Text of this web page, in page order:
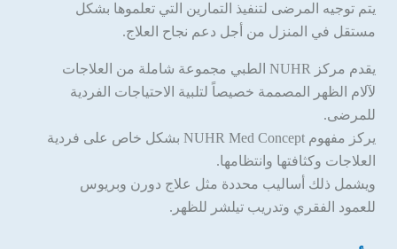
يتم توجيه المرضى لتنفيذ التمارين التي تعلموها بشكل
مستقل في المنزل من أجل دعم نجاح العلاج.
يقدم مركز NUHR الطبي مجموعة شاملة من العلاجات
لآلام الظهر المصممة خصيصاً لتلبية الاحتياجات الفردية
للمرضى.
يركز مفهوم NUHR Med Concept بشكل خاص على فردية
العلاجات وكثافتها وانتظامها.
ويشمل ذلك أساليب محددة مثل علاج دورن وبريوس
للعمود الفقري وتدريب تيلشر للظهر.